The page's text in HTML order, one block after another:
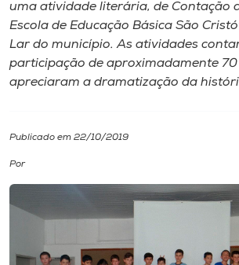
I.nova
Diplomados
Biblioteca
uma atividade literária, de Contação
Escola de Educação Básica São
Lar do município. As atividades
participação de aproximadamente
apreciaram a dramatização da
Publicado em 22/10/2019
Por